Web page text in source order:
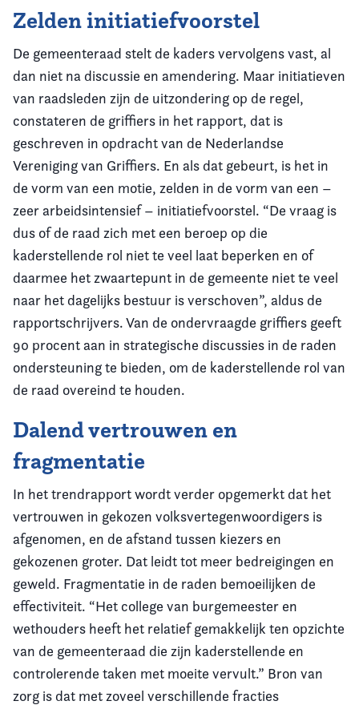
Zelden initiatiefvoorstel
De gemeenteraad stelt de kaders vervolgens vast, al
dan niet na discussie en amendering. Maar initiatieven
van raadsleden zijn de uitzondering op de regel,
constateren de griffiers in het rapport, dat is
geschreven in opdracht van de Nederlandse
Vereniging van Griffiers. En als dat gebeurt, is het in
de vorm van een motie, zelden in de vorm van een –
zeer arbeidsintensief – initiatiefvoorstel. “De vraag is
dus of de raad zich met een beroep op die
kaderstellende rol niet te veel laat beperken en of
daarmee het zwaartepunt in de gemeente niet te veel
naar het dagelijks bestuur is verschoven”, aldus de
rapportschrijvers. Van de ondervraagde griffiers geeft
90 procent aan in strategische discussies in de raden
ondersteuning te bieden, om de kaderstellende rol van
de raad overeind te houden.
Dalend vertrouwen en
fragmentatie
In het trendrapport wordt verder opgemerkt dat het
vertrouwen in gekozen volksvertegenwoordigers is
afgenomen, en de afstand tussen kiezers en
gekozenen groter. Dat leidt tot meer bedreigingen en
geweld. Fragmentatie in de raden bemoeilijken de
effectiviteit. “Het college van burgemeester en
wethouders heeft het relatief gemakkelijk ten opzichte
van de gemeenteraad die zijn kaderstellende en
controlerende taken met moeite vervult.” Bron van
zorg is dat met zoveel verschillende fracties